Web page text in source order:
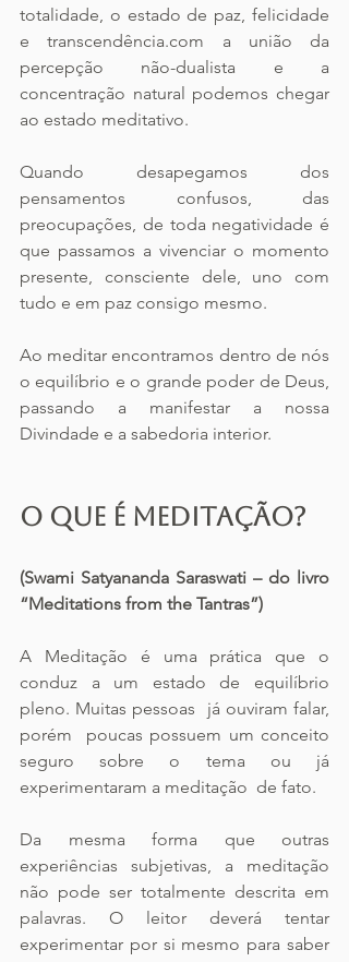
totalidade, o estado de paz, felicidade
e transcendência.com a união da
percepção não-dualista e a
concentração natural podemos chegar
ao estado meditativo.
Quando desapegamos dos
pensamentos confusos, das
preocupações, de toda negatividade é
que passamos a vivenciar o momento
presente, consciente dele, uno com
tudo e em paz consigo mesmo.
Ao meditar encontramos dentro de nós
o equilíbrio e o grande poder de Deus,
passando a manifestar a nossa
Divindade e a sabedoria interior.
O Que é Meditação?
(Swami Satyananda Saraswati – do livro
“Meditations from the Tantras”)
A Meditação é uma prática que o
conduz a um estado de equilíbrio
pleno. Muitas pessoas  já ouviram falar,
porém  poucas possuem um conceito
seguro sobre o tema ou já
experimentaram a meditação  de fato.
Da mesma forma que outras
experiências subjetivas, a meditação
não pode ser totalmente descrita em
palavras. O leitor deverá tentar
experimentar por si mesmo para saber